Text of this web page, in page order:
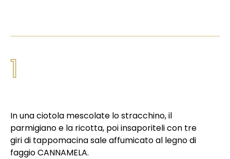
1
In una ciotola mescolate lo stracchino, il
parmigiano e la ricotta, poi insaporiteli con tre
giri di tappomacina sale affumicato al legno di
faggio CANNAMELA.